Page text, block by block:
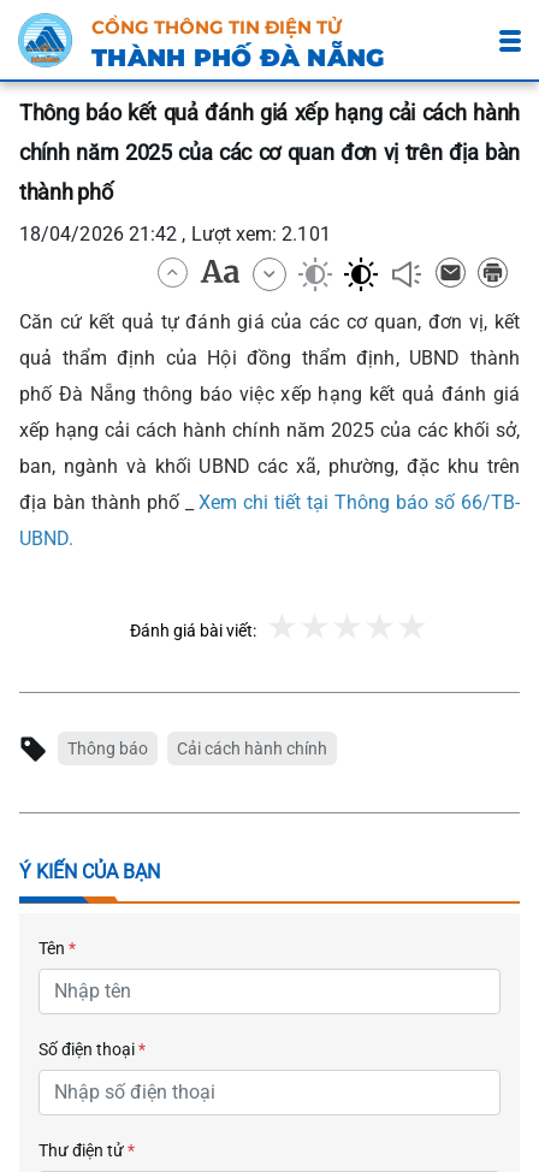
CỔNG THÔNG TIN ĐIỆN TỬ
THÀNH PHỐ ĐÀ NẴNG
Thông báo kết quả đánh giá xếp hạng cải cách hành
chính năm 2025 của các cơ quan đơn vị trên địa bàn
thành phố
18/04/2026 21:42 , Lượt xem: 2.101
Căn cứ kết quả tự đánh giá của các cơ quan, đơn vị, kết
quả thẩm định của Hội đồng thẩm định, UBND thành
phố Đà Nẵng thông báo việc xếp hạng kết quả đánh giá
xếp hạng cải cách hành chính năm 2025 của các khối sở,
ban, ngành và khối UBND các xã, phường, đặc khu trên
địa bàn thành phố _Xem chi tiết tại Thông báo số 66/TB-
UBND.
Đánh giá bài viết:
Thông báo Cải cách hành chính
Ý KIẾN CỦA BẠN
Tên *
Số điện thoại*
Thư điện tử*